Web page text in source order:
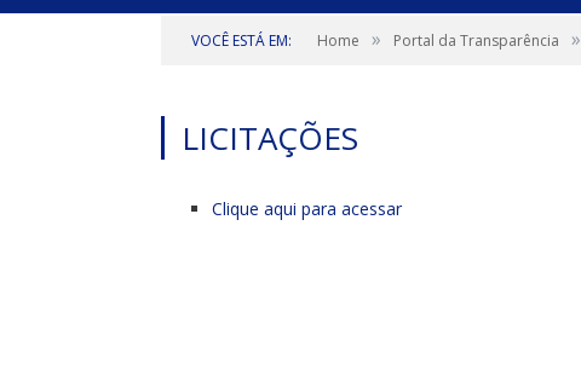
VOCÊ ESTÁ EM: Home » Portal da Transparência »
LICITAÇÕES
Clique aqui para acessar